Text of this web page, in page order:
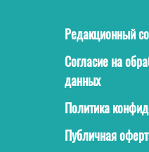
Редакционный
Согласие на
данных
Политика
Публичная